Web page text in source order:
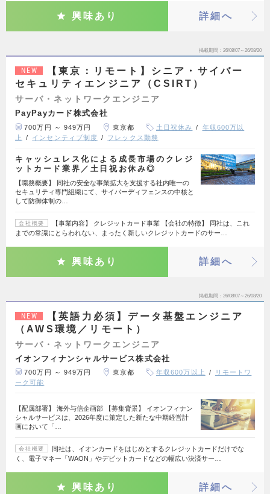
興味あり 詳細へ
掲載期間 26/08/07～26/08/20
NEW
【東京：リモート】シニア・サイバー
セキュリティエンジニア（CSIRT）
サーバ・ネットワークエンジニア
PayPayカード株式会社
700万円 ～ 949万円 東京都 土日祝休み
年収600万以
上
インセンティブ制度 フレックス勤務
キャッシュレス化による成長市場のクレジ
ットカード業界／土日祝お休み◎
【職務概要】 同社の安全な事業拡大を支援する社内唯一の
セキュリティ専門組織にて、サイバーディフェンスの中核と
して防御体制の…
会社概要
【事業内容】 クレジットカード事業 【会社の特徴】 同社は、これ
までの常識にとらわれない、まったく新しいクレジットカードのサー…
興味あり 詳細へ
掲載期間 26/08/07～26/08/20
NEW
【英語力必須】データ基盤エンジニア
（AWS環境／リモート）
サーバ・ネットワークエンジニア
イオンフィナンシャルサービス株式会社
700万円 ～ 949万円 東京都 年収600万以上
リモートワ
ーク可能
【配属部署】 海外与信企画部 【募集背景】 イオンフィナン
シャルサービスは、2026年度に策定した新たな中期経営計
画において「…
会社概要
同社は、イオンカードをはじめとするクレジットカードだけでな
く、電子マネー「WAON」やデビットカードなどの幅広い決済サー…
興味あり 詳細へ